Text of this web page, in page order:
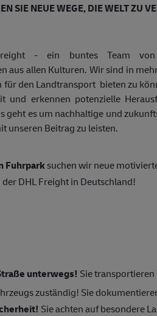
SIE NEUE WEGE, DIE WELT ZU
- ein buntes Team von
aus allen Kulturen. Wir sind in
für den Landtransport bieten zu
und erkennen potenzielle
geht es um nachhaltige und
unseren Beitrag zu leisten.
Fuhrparksuchen wir neue
DHL Freight in Deutschland!
unterwegs! Sie
zuständig! Sie
Sie achten auf besondere